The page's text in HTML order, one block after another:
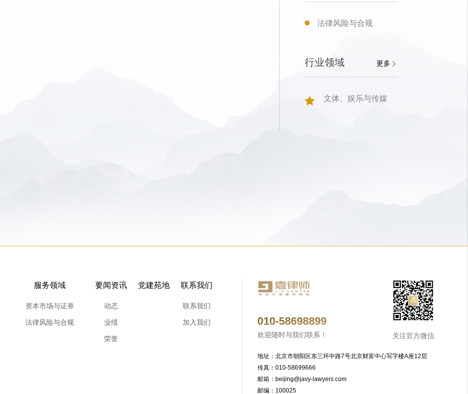
法律风险与合规
行业领域 更多
文体、娱乐与传媒
服务领域
资本市场与证券
法律风险与合规
要闻资讯
动态
业绩
荣誉
党建苑地 联系我们
联系我们
加入我们 010-58698899
欢迎随时与我们联系！
地址：北京市朝阳区东三环中路7号北京财富中心写字楼A座12层
传真：010-58699666
邮箱：beijing@javy-lawyers.com
邮编：100025
关注官方微信